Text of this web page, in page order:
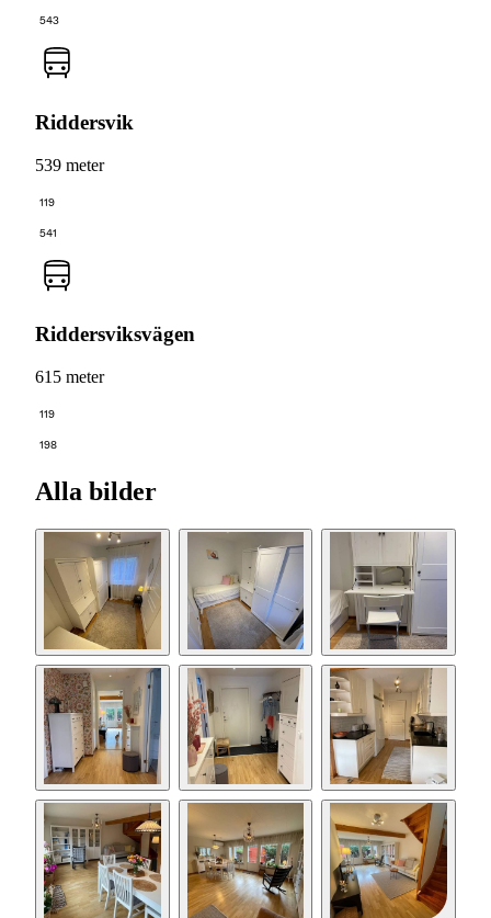
543
Riddersvik
539 meter
119
541
Riddersviksvägen
615 meter
119
198
Alla bilder